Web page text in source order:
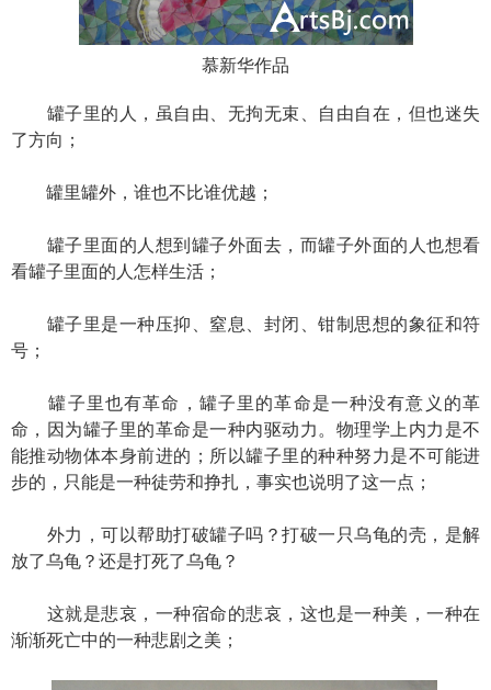
慕新华作品
罐子里的人，虽自由、无拘无束、自由自在，但也迷失
了方向；
罐里罐外，谁也不比谁优越；
罐子里面的人想到罐子外面去，而罐子外面的人也想看
看罐子里面的人怎样生活；
罐子里是一种压抑、窒息、封闭、钳制思想的象征和符
号；
罐子里也有革命，罐子里的革命是一种没有意义的革
命，因为罐子里的革命是一种内驱动力。物理学上内力是不
能推动物体本身前进的；所以罐子里的种种努力是不可能进
步的，只能是一种徒劳和挣扎，事实也说明了这一点；
外力，可以帮助打破罐子吗？打破一只乌龟的壳，是解
放了乌龟？还是打死了乌龟？
这就是悲哀，一种宿命的悲哀，这也是一种美，一种在
渐渐死亡中的一种悲剧之美；